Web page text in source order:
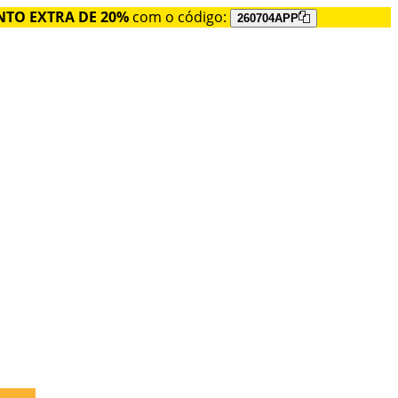
EXTRA DE 20% com o código: 260704APP